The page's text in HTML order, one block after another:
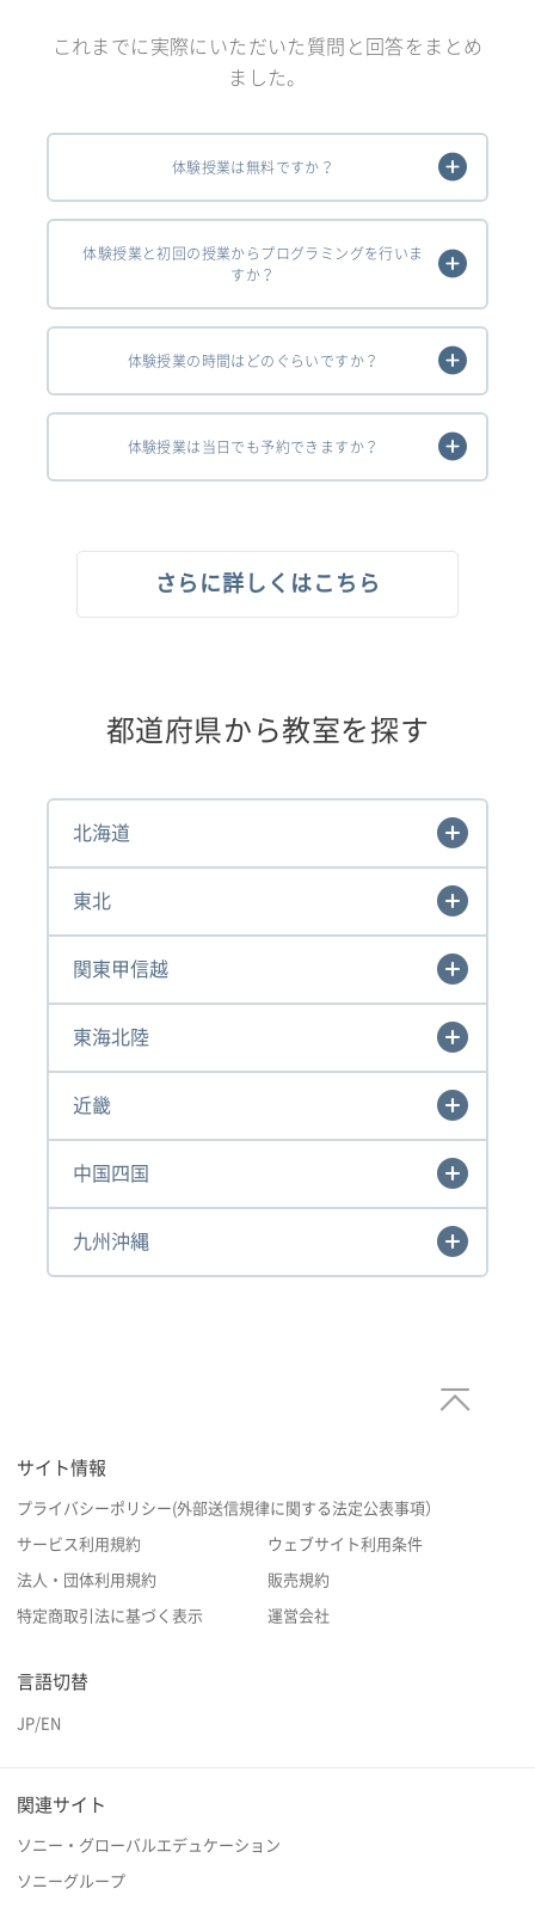
これまでに実際にいただいた質問と回答をまとめ
ました。
体験授業は無料ですか？
体験授業と初回の授業からプログラミングを行いま
すか？
体験授業の時間はどのぐらいですか？
体験授業は当日でも予約できますか？
さらに詳しくはこちら
都道府県から教室を探す
北海道
東北
関東甲信越
東海北陸
近畿
中国四国
九州沖縄
サイト情報
プライバシーポリシー(外部送信規律に関する法定公表事項）
サービス利用規約 ウェブサイト利用条件
法人・団体利用規約 販売規約
特定商取引法に基づく表示 運営会社
言語切替
JP/EN
関連サイト
ソニー・グローバルエデュケーション
ソニーグループ